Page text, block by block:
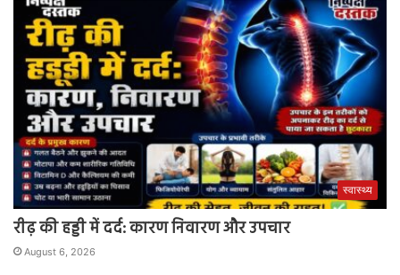
स्वास्थ्य
रीढ़ की हड्डी में दर्द: कारण निवारण और उपचार
August 6, 2026